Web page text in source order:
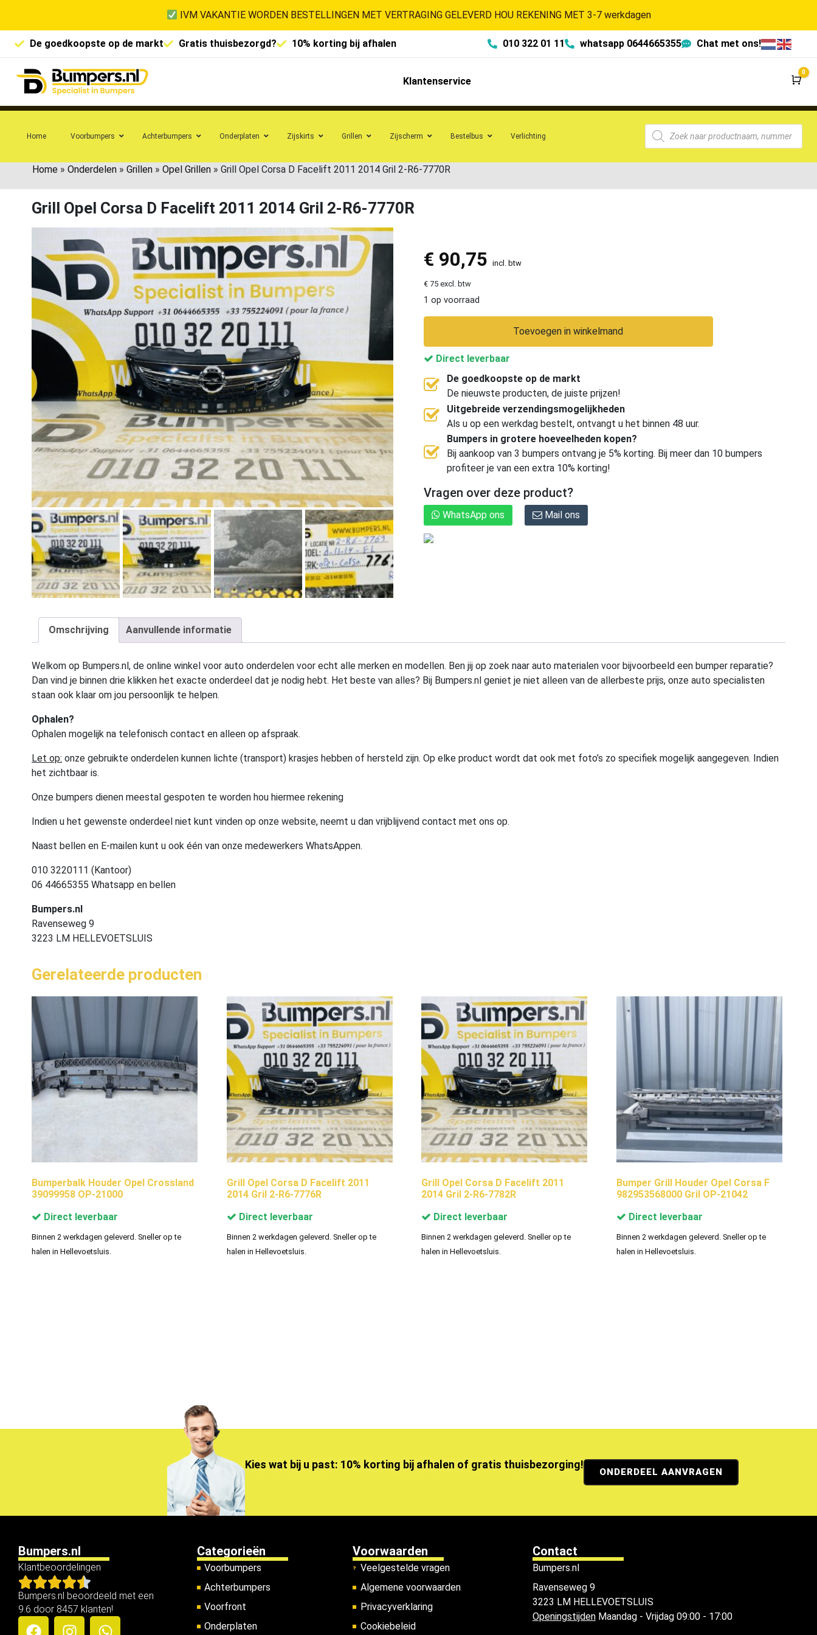
IVM VAKANTIE WORDEN BESTELLINGEN MET VERTRAGING GELEVERD HOU REKENING MET 3-7 werkdagen
De goedkoopste op de markt Gratis thuisbezorgd? 10% korting bij afhalen 010 322 01 11 whatsapp 0644665355 Chat met ons!
Klantenservice
0
Home Voorbumpers Achterbumpers Onderplaten Zijskirts Grillen Zijscherm Bestelbus Verlichting
Home » Onderdelen » Grillen » Opel Grillen » Grill Opel Corsa D Facelift 2011 2014 Gril 2-R6-7770R
Grill Opel Corsa D Facelift 2011 2014 Gril 2-R6-7770R
€ 90,75 incl. btw
€ 75 excl. btw
1 op voorraad
Toevoegen in winkelmand
Direct leverbaar
De goedkoopste op de markt
De nieuwste producten, de juiste prijzen!
Uitgebreide verzendingsmogelijkheden
Als u op een werkdag bestelt, ontvangt u het binnen 48 uur.
Bumpers in grotere hoeveelheden kopen?
Bij aankoop van 3 bumpers ontvang je 5% korting. Bij meer dan 10 bumpers
profiteer je van een extra 10% korting!
Vragen over deze product?
WhatsApp ons Mail ons
Omschrijving Aanvullende informatie
Welkom op Bumpers.nl, de online winkel voor auto onderdelen voor echt alle merken en modellen. Ben jij op zoek naar auto materialen voor bijvoorbeeld een bumper reparatie?
Dan vind je binnen drie klikken het exacte onderdeel dat je nodig hebt. Het beste van alles? Bij Bumpers.nl geniet je niet alleen van de allerbeste prijs, onze auto specialisten
staan ook klaar om jou persoonlijk te helpen.
Ophalen?
Ophalen mogelijk na telefonisch contact en alleen op afspraak.
Let op: onze gebruikte onderdelen kunnen lichte (transport) krasjes hebben of hersteld zijn. Op elke product wordt dat ook met foto’s zo specifiek mogelijk aangegeven. Indien
het zichtbaar is.
Onze bumpers dienen meestal gespoten te worden hou hiermee rekening
Indien u het gewenste onderdeel niet kunt vinden op onze website, neemt u dan vrijblijvend contact met ons op.
Naast bellen en E-mailen kunt u ook één van onze medewerkers WhatsAppen.
010 3220111 (Kantoor)
06 44665355 Whatsapp en bellen
Bumpers.nl
Ravenseweg 9
3223 LM HELLEVOETSLUIS
Gerelateerde producten
Bumperbalk Houder Opel Crossland
39099958 OP-21000
Direct leverbaar
Binnen 2 werkdagen geleverd. Sneller op te
halen in Hellevoetsluis.
Grill Opel Corsa D Facelift 2011
2014 Gril 2-R6-7776R
Direct leverbaar
Binnen 2 werkdagen geleverd. Sneller op te
halen in Hellevoetsluis.
Grill Opel Corsa D Facelift 2011
2014 Gril 2-R6-7782R
Direct leverbaar
Binnen 2 werkdagen geleverd. Sneller op te
halen in Hellevoetsluis.
Bumper Grill Houder Opel Corsa F
982953568000 Gril OP-21042
Direct leverbaar
Binnen 2 werkdagen geleverd. Sneller op te
halen in Hellevoetsluis.
Kies wat bij u past: 10% korting bij afhalen of gratis thuisbezorging!
ONDERDEEL AANVRAGEN
Bumpers.nl
Klantbeoordelingen
Bumpers.nl beoordeeld met een
9.6 door 8457 klanten!
Categorieën
Voorbumpers
Achterbumpers
Voorfront
Onderplaten
Voorwaarden
Veelgestelde vragen
Algemene voorwaarden
Privacyverklaring
Cookiebeleid
Contact
Bumpers.nl
Ravenseweg 9
3223 LM HELLEVOETSLUIS
OpeningstijdenMaandag - Vrijdag 09:00 - 17:00